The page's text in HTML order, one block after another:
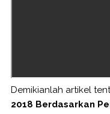
Demikianlah artikel
2018 Berdasarkan